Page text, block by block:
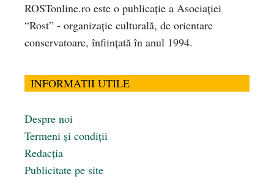
ROSTonline.ro este o publicaţie a Asociaţiei
“Rost” - organizaţie culturală, de orientare
conservatoare, înfiinţată în anul 1994.
INFORMATII UTILE
Despre noi
Termeni și condiții
Redacția
Publicitate pe site